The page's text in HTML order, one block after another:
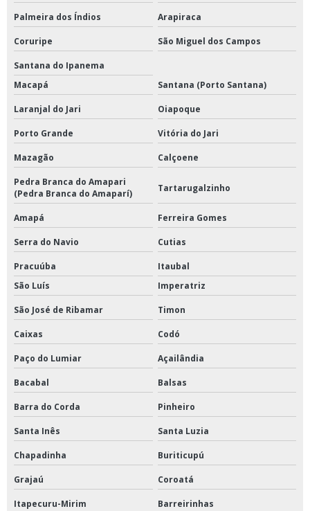
Palmeira dos Índios Arapiraca
Coruripe São Miguel dos Campos
Santana do Ipanema
Macapá
Santana (Porto Santana)
Laranjal do Jari Oiapoque
Porto Grande Vitória do Jari
Mazagão Calçoene
Pedra Branca do Amapari
(Pedra Branca do Amaparí)
Tartarugalzinho
Amapá Ferreira Gomes
Serra do Navio Cutias
Pracuúba
Itaubal
São Luís
Imperatriz
São José de Ribamar Timon
Caixas Codó
Paço do Lumiar Açailândia
Bacabal Balsas
Barra do Corda Pinheiro
Santa Inês Santa Luzia
Chapadinha Buriticupú
Grajaú Coroatá
Itapecuru-Mirim
Barreirinhas